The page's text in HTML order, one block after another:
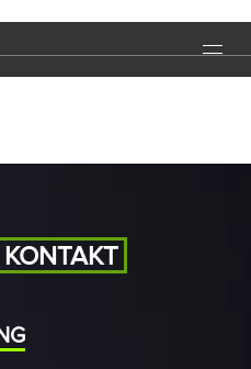
KONTAKT